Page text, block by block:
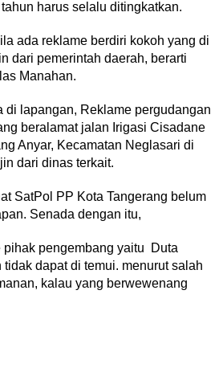
harus selalu ditingkatkan.
ada reklame berdiri kokoh yang di
dari pemerintah daerah, berarti
Manahan.
di lapangan, Reklame pergudangan
beralamat jalan Irigasi Cisadane
Anyar, Kecamatan Neglasari di
dari dinas terkait.
SatPol PP Kota Tangerang belum
Senada dengan itu,
pihak pengembang yaitu Duta
dapat di temui. menurut salah
kalau yang berwewenang